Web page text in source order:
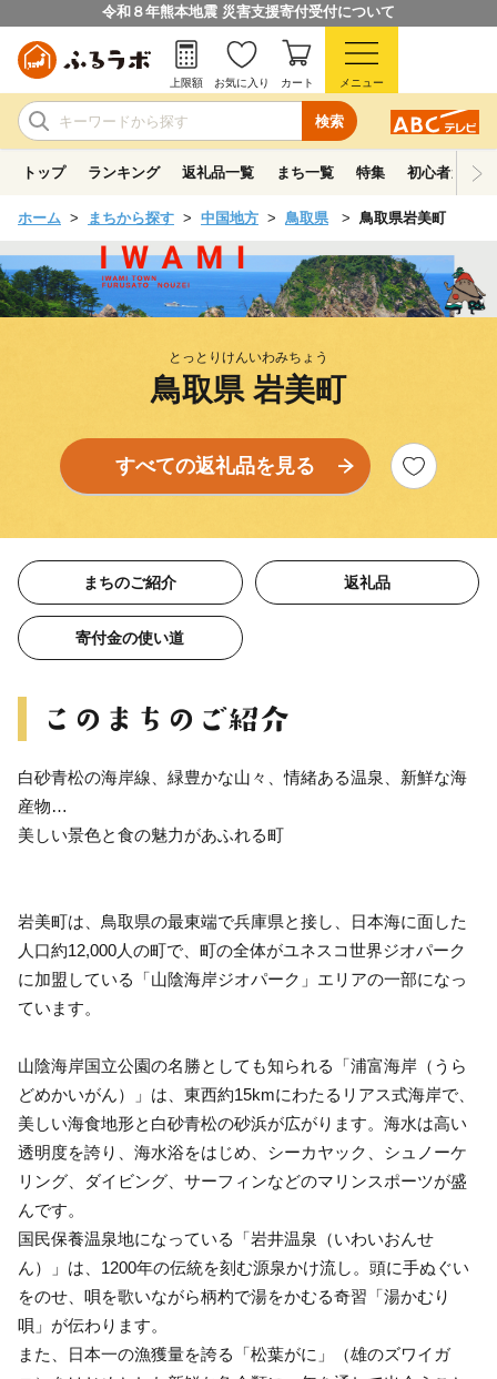
令和８年熊本地震 災害支援寄付受付について
検索
上限額 お気に入り カート メニュー
トップ ランキング 返礼品一覧 まち一覧 特集 初心者ガイド
ホーム まちから探す 中国地方 鳥取県 鳥取県岩美町
とっとりけんいわみちょう
鳥取県 岩美町
すべての返礼品を見る
まちのご紹介 返礼品
寄付金の使い道
白砂青松の海岸線、緑豊かな山々、情緒ある温泉、新鮮な海
産物…
美しい景色と食の魅力があふれる町
岩美町は、鳥取県の最東端で兵庫県と接し、日本海に面した
人口約12,000人の町で、町の全体がユネスコ世界ジオパーク
に加盟している「山陰海岸ジオパーク」エリアの一部になっ
ています。
山陰海岸国立公園の名勝としても知られる「浦富海岸（うら
どめかいがん）」は、東西約15kmにわたるリアス式海岸で、
美しい海食地形と白砂青松の砂浜が広がります。海水は高い
透明度を誇り、海水浴をはじめ、シーカヤック、シュノーケ
リング、ダイビング、サーフィンなどのマリンスポーツが盛
んです。
国民保養温泉地になっている「岩井温泉（いわいおんせ
ん）」は、1200年の伝統を刻む源泉かけ流し。頭に手ぬぐい
をのせ、唄を歌いながら柄杓で湯をかむる奇習「湯かむり
唄」が伝わります。
また、日本一の漁獲量を誇る「松葉がに」（雄のズワイガ